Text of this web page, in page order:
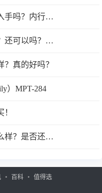
评测使用感受柯达6英寸照片能入手吗？内行良心评测？
评测：南孚LR6 AA参数怎么样？还可以吗？分享一星期感受分享！
真的好吗？
）MPT-284
达人知：索尼VG-C4EM如何怎么样？是否还划算？使用两星期感受告知！
百科 值得选